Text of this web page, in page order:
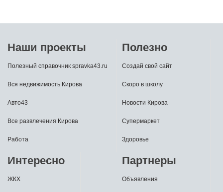
Наши проекты
Полезный справочник spravka43.ru
Вся недвижимость Кирова
Авто43
Все развлечения Кирова
Работа
Полезно
Создай свой сайт
Скоро в школу
Новости Кирова
Супермаркет
Здоровье
Интересно
ЖКХ
Партнеры
Объявления